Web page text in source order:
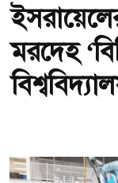
মরদেহ